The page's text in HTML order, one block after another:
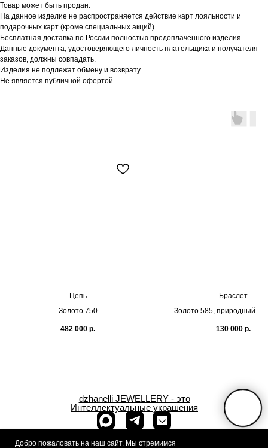
Товар может быть продан.
На данное изделие не распространяется действие карт лояльности и
подарочных карт (кроме специальных акций).
Бесплатная доставка по России полностью предоплаченного изделия.
Данные документа, удостоверяющего личность плательщика и получателя
заказов, должны совпадать.
Изделия не подлежат обмену и возврату.
Не является публичной офертой
Цепь
Золото 750
482 000 р.
Браслет
Золото 585, природный
130 000 р.
+7 (909) 933-
dzhanelli JEWELLERY - это
Интеллектуальные украшения
Добро пожаловать на наш сайт. Мы стремимся